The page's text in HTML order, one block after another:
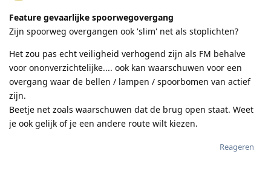
Feature gevaarlijke spoorwegovergang
Zijn spoorweg overgangen ook 'slim' net als stoplichten?
Het zou pas echt veiligheid verhogend zijn als FM behalve
voor ononverzichtelijke.... ook kan waarschuwen voor een
overgang waar de bellen / lampen / spoorbomen van actief
zijn.
Beetje net zoals waarschuwen dat de brug open staat. Weet
je ook gelijk of je een andere route wilt kiezen.
Reageren